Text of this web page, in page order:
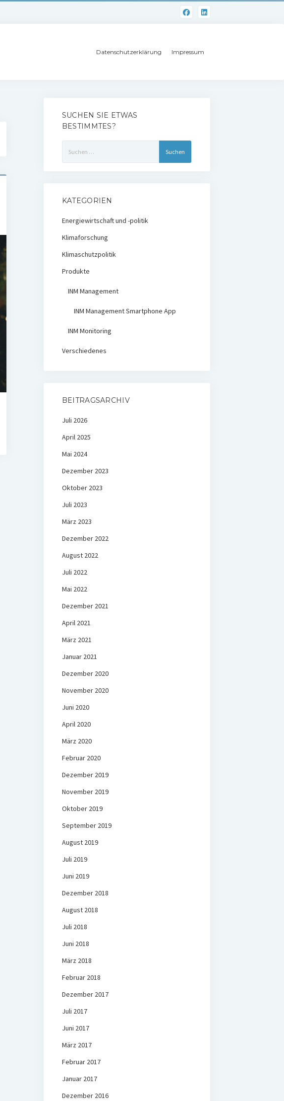
Datenschutzerklärung Impressum
SUCHEN SIE ETWAS
BESTIMMTES?
nach:
KATEGORIEN
Energiewirtschaft und -politik
Klimaforschung
Klimaschutzpolitik
Produkte
INM Management
INM Management Smartphone App
INM Monitoring
Verschiedenes
BEITRAGSARCHIV
Juli 2026
April 2025
Mai 2024
Dezember 2023
Oktober 2023
Juli 2023
März 2023
Dezember 2022
August 2022
Juli 2022
Mai 2022
Dezember 2021
April 2021
März 2021
Januar 2021
Dezember 2020
November 2020
Juni 2020
April 2020
März 2020
Februar 2020
Dezember 2019
November 2019
Oktober 2019
September 2019
August 2019
Juli 2019
Juni 2019
Dezember 2018
August 2018
Juli 2018
Juni 2018
März 2018
Februar 2018
Dezember 2017
Juli 2017
Juni 2017
März 2017
Februar 2017
Januar 2017
Dezember 2016